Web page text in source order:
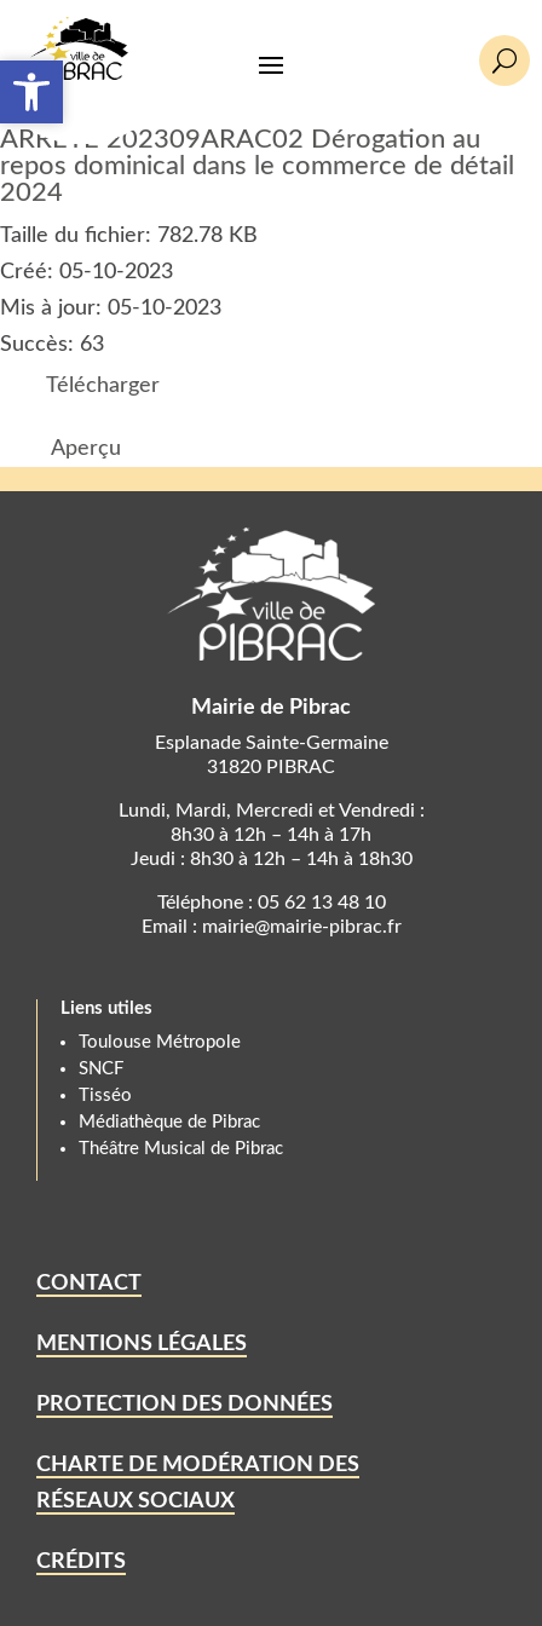
Ouvrir la barre d’outils U
ARRETE 202309ARAC02 Dérogation au
repos dominical dans le commerce de détail
2024
Taille du fichier: 782.78 KB
Créé: 05-10-2023
Mis à jour: 05-10-2023
Succès: 63
Télécharger
Aperçu
Mairie de Pibrac
Esplanade Sainte-Germaine
31820 PIBRAC
Lundi, Mardi, Mercredi et Vendredi :
8h30 à 12h – 14h à 17h
Jeudi : 8h30 à 12h – 14h à 18h30
Téléphone : 05 62 13 48 10
Email : mairie@mairie-pibrac.fr
Liens utiles
Toulouse Métropole
SNCF
Tisséo
Médiathèque de Pibrac
Théâtre Musical de Pibrac
CONTACT
MENTIONS LÉGALES
PROTECTION DES DONNÉES
CHARTE DE MODÉRATION DES
RÉSEAUX SOCIAUX
CRÉDITS
Ouvrir la barre d’outils